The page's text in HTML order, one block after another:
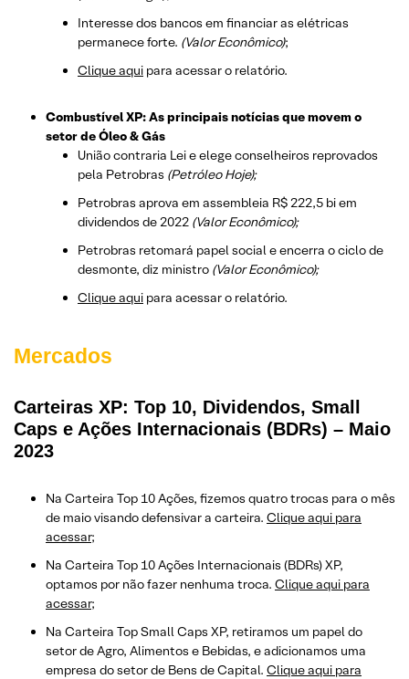
Interesse dos bancos em financiar as elétricas
permanece forte. (Valor Econômico);
Clique aqui para acessar o relatório.
Combustível XP: As principais notícias que movem o
setor de Óleo & Gás
União contraria Lei e elege conselheiros reprovados
pela Petrobras (Petróleo Hoje);
Petrobras aprova em assembleia R$ 222,5 bi em
dividendos de 2022 (Valor Econômico);
Petrobras retomará papel social e encerra o ciclo de
desmonte, diz ministro (Valor Econômico);
Clique aqui para acessar o relatório.
Mercados
Carteiras XP: Top 10, Dividendos, Small
Caps e Ações Internacionais (BDRs) – Maio
2023
Na Carteira Top 10 Ações, fizemos quatro trocas para o mês
de maio visando defensivar a carteira. Clique aqui para
acessar;
Na Carteira Top 10 Ações Internacionais (BDRs) XP,
optamos por não fazer nenhuma troca. Clique aqui para
acessar;
Na Carteira Top Small Caps XP, retiramos um papel do
setor de Agro, Alimentos e Bebidas, e adicionamos uma
empresa do setor de Bens de Capital. Clique aqui para